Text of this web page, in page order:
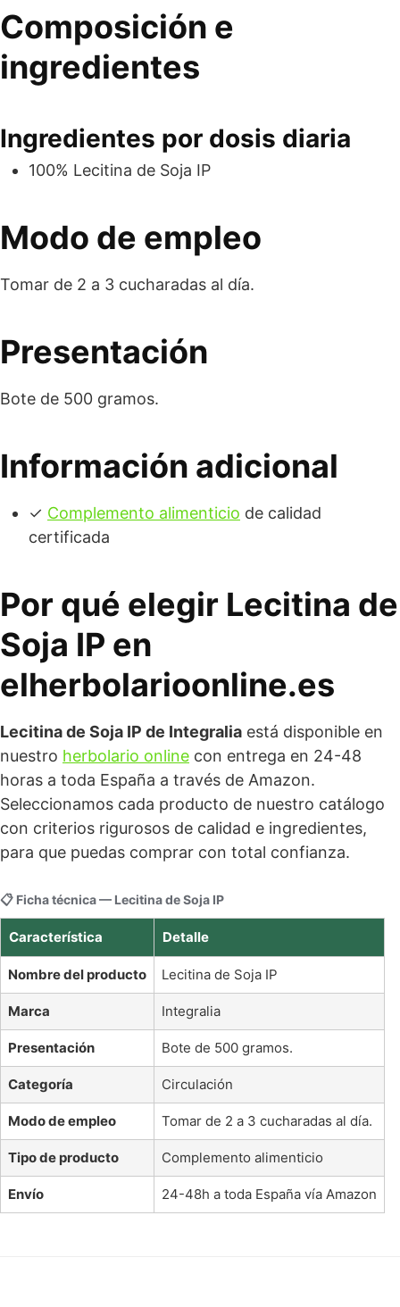
Composición e
ingredientes
Ingredientes por dosis diaria
100% Lecitina de Soja IP
Modo de empleo
Tomar de 2 a 3 cucharadas al día.
Presentación
Bote de 500 gramos.
Información adicional
✓ Complemento alimenticio de calidad
certificada
Por qué elegir Lecitina de
Soja IP en
elherbolarioonline.es
Lecitina de Soja IP de Integralia está disponible en
nuestro herbolario online con entrega en 24-48
horas a toda España a través de Amazon.
Seleccionamos cada producto de nuestro catálogo
con criterios rigurosos de calidad e ingredientes,
para que puedas comprar con total confianza.
📋 Ficha técnica — Lecitina de Soja IP
Característica Detalle
Nombre del producto Lecitina de Soja IP
Marca Integralia
Presentación Bote de 500 gramos.
Categoría Circulación
Modo de empleo Tomar de 2 a 3 cucharadas al día.
Tipo de producto Complemento alimenticio
Envío 24-48h a toda España vía Amazon